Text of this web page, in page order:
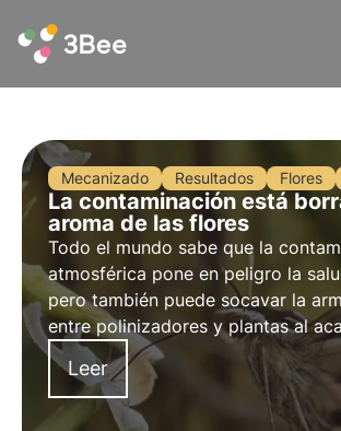
Mecanizado Resultados Flores
La contaminación está
aroma de las flores
Todo el mundo sabe que la
atmosférica pone en peligro la
pero también puede socavar la
entre polinizadores y plantas al
aroma de las flores. Lea más en
sobre el estudio realizado y cómo
fenómeno a la biodiversidad.
Leer